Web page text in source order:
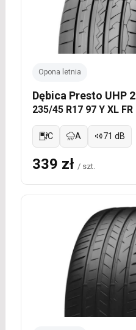
Opona letnia
Dębica Presto UHP 2
235/45 R17 97 Y XL FR
C A 71 dB
339 zł / szt.